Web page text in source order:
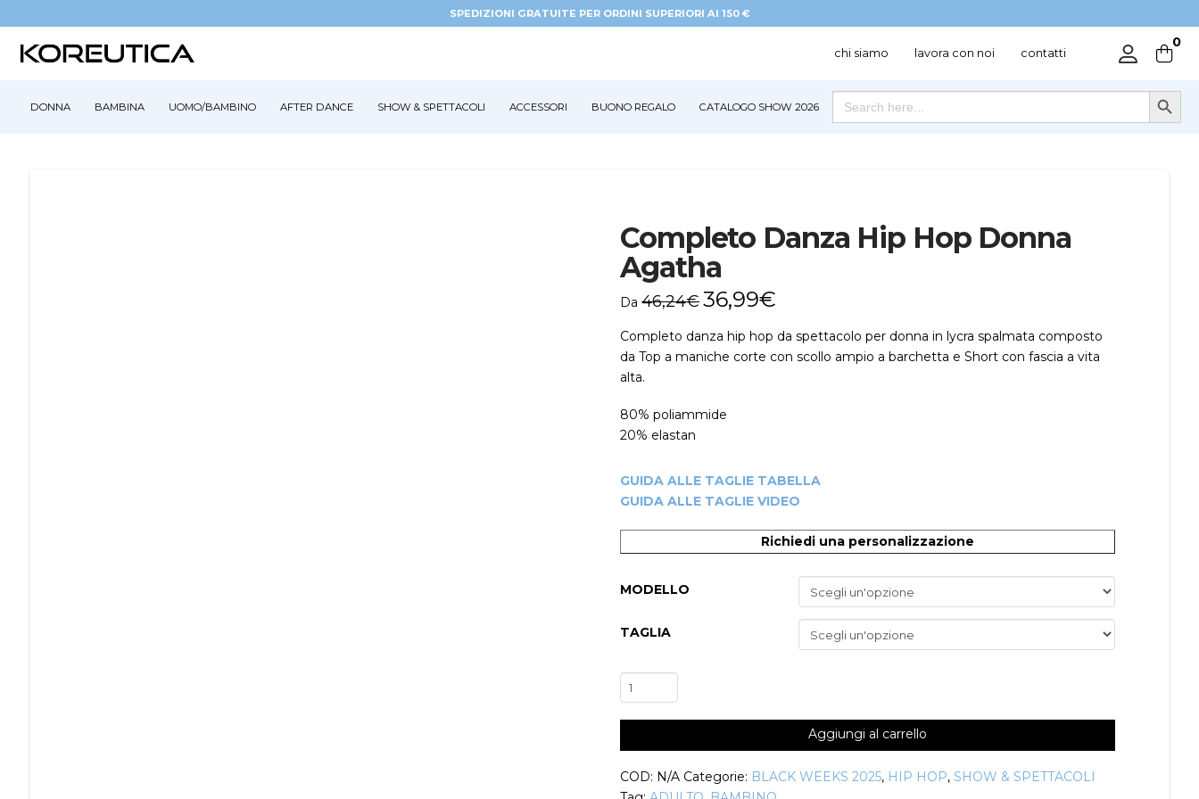
SPEDIZIONI GRATUITE PER ORDINI SUPERIORI AI 150 €
chi siamo lavora con noi contatti
0
DONNA BAMBINA UOMO/BAMBINO AFTER DANCE SHOW & SPETTACOLI ACCESSORI BUONO REGALO CATALOGO SHOW 2026
Search
for:
Search Button
Completo Danza Hip Hop Donna
Agatha
Da46,24€36,99€
Completo danza hip hop da spettacolo per donna in lycra spalmata composto
da Top a maniche corte con scollo ampio a barchetta e Short con fascia a vita
alta.
80% poliammide
20% elastan
GUIDA ALLE TAGLIE TABELLA
GUIDA ALLE TAGLIE VIDEO
Richiedi una personalizzazione
MODELLO
TAGLIA
Completo
Danza
Hip
Agatha
Aggiungi al carrello
COD: N/A Categorie: BLACK WEEKS 2025, HIP HOP, SHOW & SPETTACOLI